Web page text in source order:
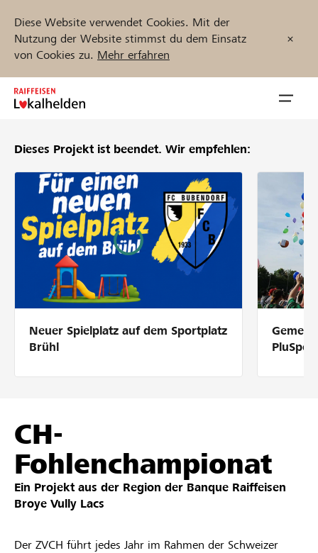
Diese Website verwendet Cookies. Mit der
Nutzung der Website stimmst du dem Einsatz
von Cookies zu. Mehr erfahren
Zum
Inhalt
Unterstützen
Hilfe & Support
Partner / Raiffeisenbank
Anmelden
Registrieren
Projekte und Organisationen finden
Dieses Projekt ist beendet. Wir empfehlen:
Neuer Spielplatz auf dem Sportplatz
Brühl
CH-
Fohlenchampionat
Ein Projekt aus der Region der Banque Raiffeisen
Broye Vully Lacs
Der ZVCH führt jedes Jahr im Rahmen der Schweizer